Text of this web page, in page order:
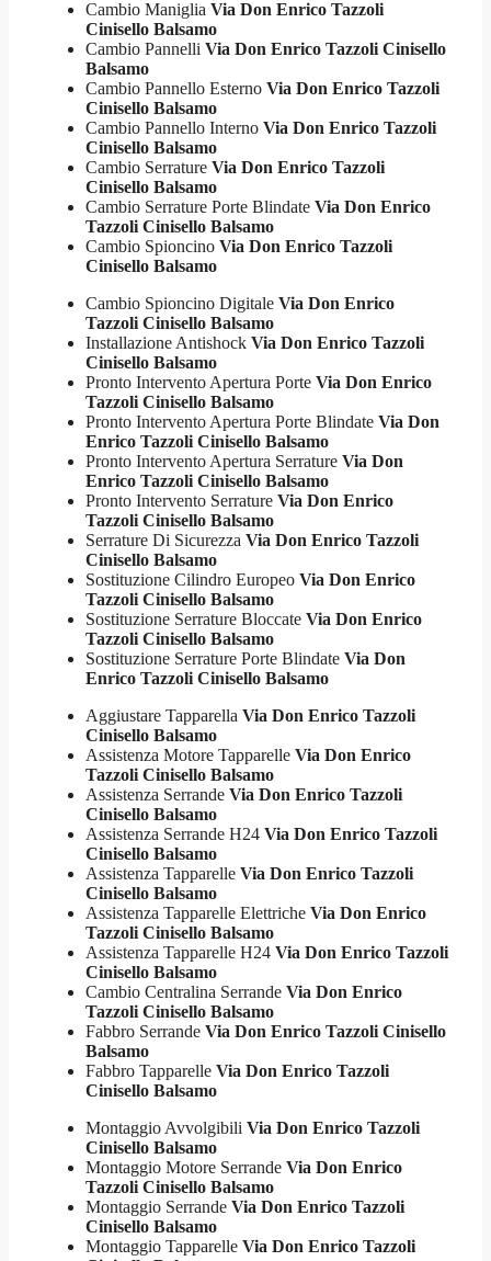
Cambio Maniglia Via Don Enrico Tazzoli
Cinisello Balsamo
Cambio Pannelli Via Don Enrico Tazzoli Cinisello
Balsamo
Cambio Pannello Esterno Via Don Enrico Tazzoli
Cinisello Balsamo
Cambio Pannello Interno Via Don Enrico Tazzoli
Cinisello Balsamo
Cambio Serrature Via Don Enrico Tazzoli
Cinisello Balsamo
Cambio Serrature Porte Blindate Via Don Enrico
Tazzoli Cinisello Balsamo
Cambio Spioncino Via Don Enrico Tazzoli
Cinisello Balsamo
Cambio Spioncino Digitale Via Don Enrico
Tazzoli Cinisello Balsamo
Installazione Antishock Via Don Enrico Tazzoli
Cinisello Balsamo
Pronto Intervento Apertura Porte Via Don Enrico
Tazzoli Cinisello Balsamo
Pronto Intervento Apertura Porte Blindate Via Don
Enrico Tazzoli Cinisello Balsamo
Pronto Intervento Apertura Serrature Via Don
Enrico Tazzoli Cinisello Balsamo
Pronto Intervento Serrature Via Don Enrico
Tazzoli Cinisello Balsamo
Serrature Di Sicurezza Via Don Enrico Tazzoli
Cinisello Balsamo
Sostituzione Cilindro Europeo Via Don Enrico
Tazzoli Cinisello Balsamo
Sostituzione Serrature Bloccate Via Don Enrico
Tazzoli Cinisello Balsamo
Sostituzione Serrature Porte Blindate Via Don
Enrico Tazzoli Cinisello Balsamo
Aggiustare Tapparella Via Don Enrico Tazzoli
Cinisello Balsamo
Assistenza Motore Tapparelle Via Don Enrico
Tazzoli Cinisello Balsamo
Assistenza Serrande Via Don Enrico Tazzoli
Cinisello Balsamo
Assistenza Serrande H24 Via Don Enrico Tazzoli
Cinisello Balsamo
Assistenza Tapparelle Via Don Enrico Tazzoli
Cinisello Balsamo
Assistenza Tapparelle Elettriche Via Don Enrico
Tazzoli Cinisello Balsamo
Assistenza Tapparelle H24 Via Don Enrico Tazzoli
Cinisello Balsamo
Cambio Centralina Serrande Via Don Enrico
Tazzoli Cinisello Balsamo
Fabbro Serrande Via Don Enrico Tazzoli Cinisello
Balsamo
Fabbro Tapparelle Via Don Enrico Tazzoli
Cinisello Balsamo
Montaggio Avvolgibili Via Don Enrico Tazzoli
Cinisello Balsamo
Montaggio Motore Serrande Via Don Enrico
Tazzoli Cinisello Balsamo
Montaggio Serrande Via Don Enrico Tazzoli
Cinisello Balsamo
Montaggio Tapparelle Via Don Enrico Tazzoli